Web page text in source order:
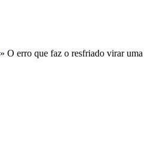
»O erro que faz o resfriado virar uma